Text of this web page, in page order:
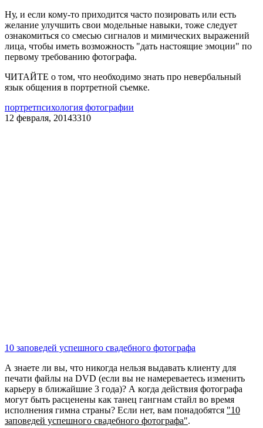
Ну, и если кому-то приходится часто позировать или есть
желание улучшить свои модельные навыки, тоже следует
ознакомиться со смесью сигналов и мимических выражений
лица, чтобы иметь возможность "дать настоящие эмоции" по
первому требованию фотографа.
ЧИТАЙТЕ о том, что необходимо знать про невербальный
язык общения в портретной съемке.
портретпсихология фотографии
12 февраля, 20143310
10 заповедей успешного свадебного фотографа
А знаете ли вы, что никогда нельзя выдавать клиенту для
печати файлы на DVD (если вы не намереваетесь изменить
карьеру в ближайшие 3 года)? А когда действия фотографа
могут быть расценены как танец гангнам стайл во время
исполнения гимна страны? Если нет, вам понадобятся "10
заповедей успешного свадебного фотографа".